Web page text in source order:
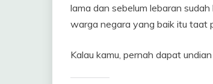
lama dan sebelum lebaran
warga negara yang baik itu taat
Kalau kamu, pernah dapat undian